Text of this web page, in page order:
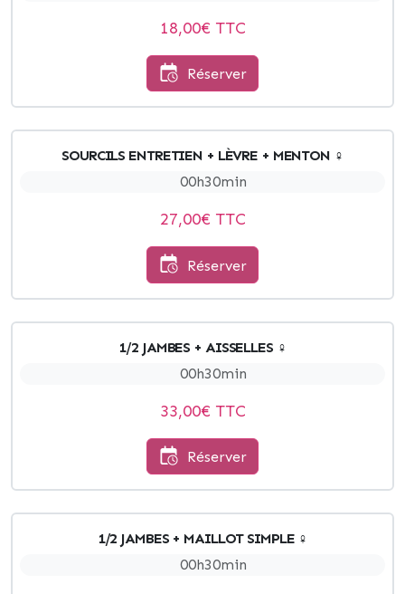
18,00€ TTC
Réserver
SOURCILS ENTRETIEN + LÈVRE + MENTON ♀
00h30min
27,00€ TTC
Réserver
1/2 JAMBES + AISSELLES ♀
00h30min
33,00€ TTC
Réserver
1/2 JAMBES + MAILLOT SIMPLE ♀
00h30min